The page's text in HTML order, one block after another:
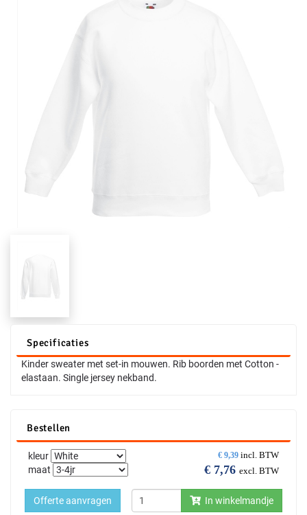
Specificaties
Kinder sweater met set-in mouwen. Rib boorden met Cotton -
elastaan. Single jersey nekband.
Bestellen
€ 9,39 incl. BTW
€ 7,76 excl. BTW
kleur
maat
In winkelmandje
Offerte aanvragen